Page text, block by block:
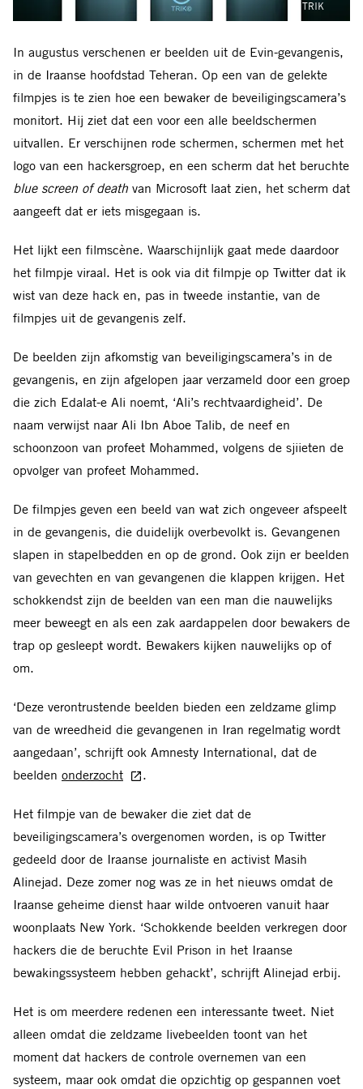
© TRIK
In augustus verschenen er beelden uit de Evin-gevangenis,
in de Iraanse hoofdstad Teheran. Op een van de gelekte
filmpjes is te zien hoe een bewaker de beveiligingscamera’s
monitort. Hij ziet dat een voor een alle beeldschermen
uitvallen. Er verschijnen rode schermen, schermen met het
logo van een hackersgroep, en een scherm dat het beruchte
blue screen of death van Microsoft laat zien, het scherm dat
aangeeft dat er iets misgegaan is.
Het lijkt een filmscène. Waarschijnlijk gaat mede daardoor
het filmpje viraal. Het is ook via dit filmpje op Twitter dat ik
wist van deze hack en, pas in tweede instantie, van de
filmpjes uit de gevangenis zelf.
De beelden zijn afkomstig van beveiligingscamera’s in de
gevangenis, en zijn afgelopen jaar verzameld door een groep
die zich Edalat-e Ali noemt, ‘Ali’s rechtvaardigheid’. De
naam verwijst naar Ali Ibn Aboe Talib, de neef en
schoonzoon van profeet Mohammed, volgens de sjiieten de
opvolger van profeet Mohammed.
De filmpjes geven een beeld van wat zich ongeveer afspeelt
in de gevangenis, die duidelijk overbevolkt is. Gevangenen
slapen in stapelbedden en op de grond. Ook zijn er beelden
van gevechten en van gevangenen die klappen krijgen. Het
schokkendst zijn de beelden van een man die nauwelijks
meer beweegt en als een zak aardappelen door bewakers de
trap op gesleept wordt. Bewakers kijken nauwelijks op of
om.
‘Deze verontrustende beelden bieden een zeldzame glimp
van de wreedheid die gevangenen in Iran regelmatig wordt
aangedaan’, schrijft ook Amnesty International, dat de
beelden onderzocht .
Het filmpje van de bewaker die ziet dat de
beveiligingscamera’s overgenomen worden, is op Twitter
gedeeld door de Iraanse journaliste en activist Masih
Alinejad. Deze zomer nog was ze in het nieuws omdat de
Iraanse geheime dienst haar wilde ontvoeren vanuit haar
woonplaats New York. ‘Schokkende beelden verkregen door
hackers die de beruchte Evil Prison in het Iraanse
bewakingssysteem hebben gehackt’, schrijft Alinejad erbij.
Het is om meerdere redenen een interessante tweet. Niet
alleen omdat die zeldzame livebeelden toont van het
moment dat hackers de controle overnemen van een
systeem, maar ook omdat die opzichtig op gespannen voet